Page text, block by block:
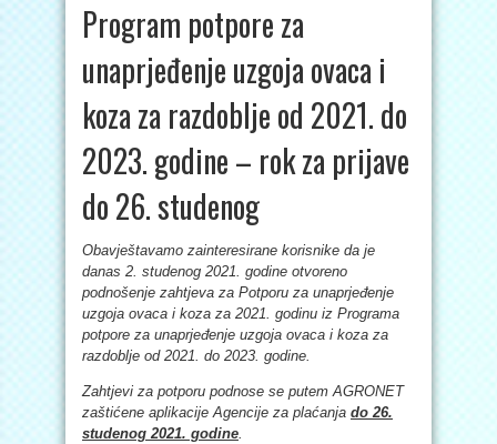
Program potpore za
unaprjeđenje uzgoja ovaca i
koza za razdoblje od 2021. do
2023. godine – rok za prijave
do 26. studenog
Obavještavamo zainteresirane korisnike da je
danas 2. studenog 2021. godine otvoreno
podnošenje zahtjeva za Potporu za unaprjeđenje
uzgoja ovaca i koza za 2021. godinu iz Programa
potpore za unaprjeđenje uzgoja ovaca i koza za
razdoblje od 2021. do 2023. godine.
Zahtjevi za potporu podnose se putem AGRONET
zaštićene aplikacije Agencije za plaćanja do 26.
studenog 2021. godine.